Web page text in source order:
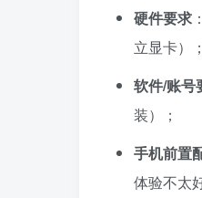
硬件要求
立显卡）；
软件/账号
装）；
手机前置
体验不太